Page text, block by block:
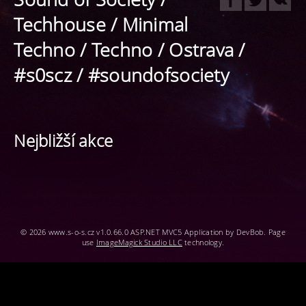
Techhouse / Minimal
Techno / Techno / Ostrava /
#s0scz / #soundofsociety
Nejbližší akce
© 2026 www.s-o-s.cz v1.0.66.0 ASP.NET MVC5 Application by DevBob. Page
use ImageMagick Studio LLCtechnology.